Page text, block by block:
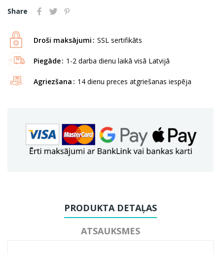
Share
Droši maksājumi SSL sertifikāts
Piegāde 1-2 darba dienu laikā visā Latvijā
Agriezšana 14 dienu preces atgriešanas iespēja
PRODUKTA DETAĻAS
ATSAUKSMES